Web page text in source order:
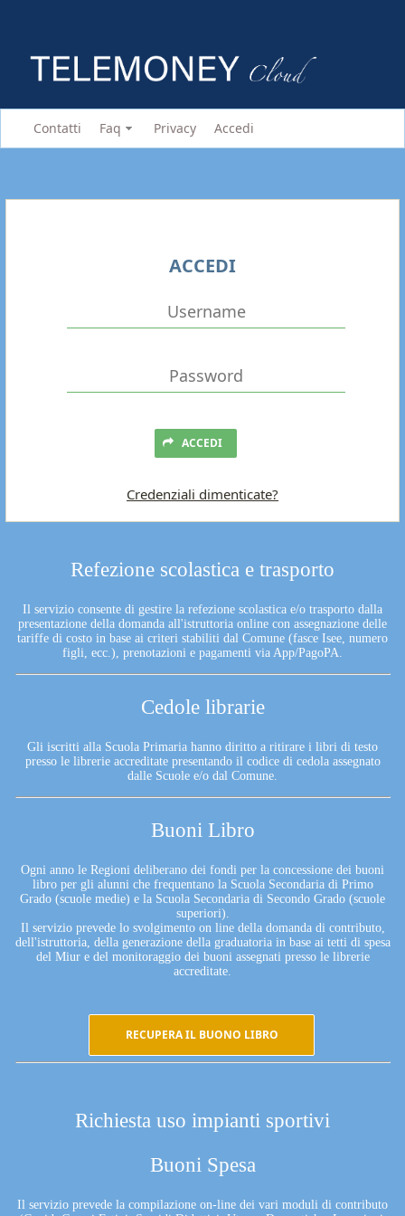
Contatti Faq Privacy Accedi
Refezione scolastica e trasporto
Il servizio consente di gestire la refezione scolastica e/o trasporto dalla
presentazione della domanda all'istruttoria online con assegnazione delle
tariffe di costo in base ai criteri stabiliti dal Comune (fasce Isee, numero
figli, ecc.), prenotazioni e pagamenti via App/PagoPA.
Cedole librarie
Gli iscritti alla Scuola Primaria hanno diritto a ritirare i libri di testo
presso le librerie accreditate presentando il codice di cedola assegnato
dalle Scuole e/o dal Comune.
Buoni Libro
Ogni anno le Regioni deliberano dei fondi per la concessione dei buoni
libro per gli alunni che frequentano la Scuola Secondaria di Primo
Grado (scuole medie) e la Scuola Secondaria di Secondo Grado (scuole
superiori).
Il servizio prevede lo svolgimento on line della domanda di contributo,
dell'istruttoria, della generazione della graduatoria in base ai tetti di spesa
del Miur e del monitoraggio dei buoni assegnati presso le librerie
accreditate.
RECUPERA IL BUONO LIBRO
Richiesta uso impianti sportivi
Buoni Spesa
Il servizio prevede la compilazione on-line dei vari moduli di contributo
ACCEDI
ACCEDI
Credenziali dimenticate?